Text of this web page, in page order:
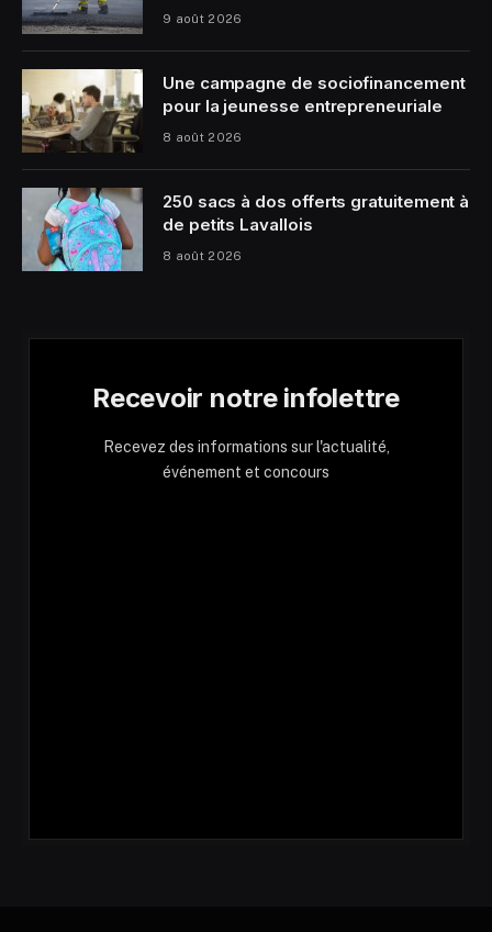
9 août 2026
Une campagne de sociofinancement
pour la jeunesse entrepreneuriale
8 août 2026
250 sacs à dos offerts gratuitement à
de petits Lavallois
8 août 2026
Recevoir notre infolettre
Recevez des informations sur l'actualité,
événement et concours